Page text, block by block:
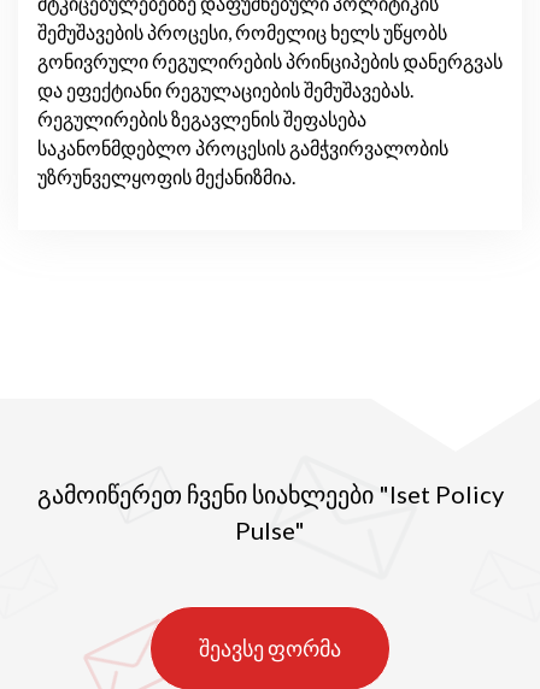
შემუშავების პროცესი, რომელიც ხელს უწყობს
გონივრული რეგულირების პრინციპების დანერგვას
და ეფექტიანი რეგულაციების შემუშავებას.
რეგულირების ზეგავლენის შეფასება
საკანონმდებლო პროცესის გამჭვირვალობის
უზრუნველყოფის მექანიზმია.
გამოიწერეთ ჩვენი სიახლეები "Iset Policy
Pulse"
შეავსე ფორმა